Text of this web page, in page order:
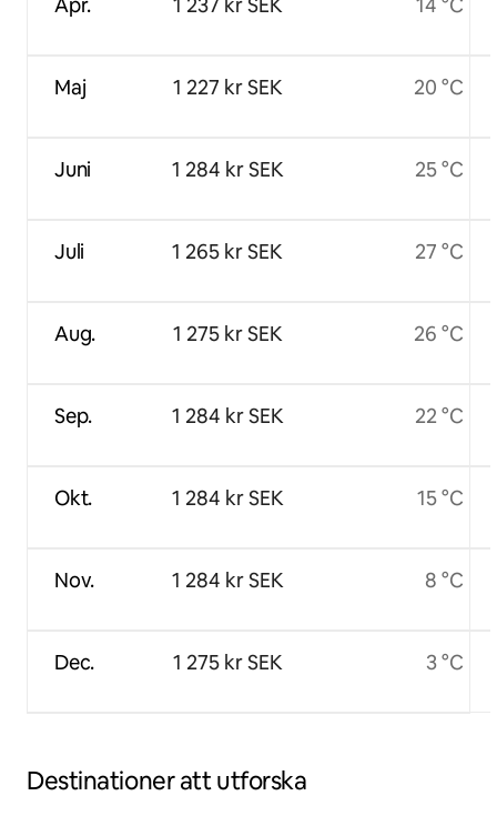
Apr.
Maj
Juni
Juli
Aug.
Sep.
Okt.
Nov.
Dec.
1 237 kr SEK
1 227 kr SEK
1 284 kr SEK
1 265 kr SEK
1 275 kr SEK
1 284 kr SEK
1 284 kr SEK
1 284 kr SEK
1 275 kr SEK
14 °C
20 °C
25 °C
27 °C
26 °C
22 °C
15 °C
8 °C
3 °C
Destinationer att utforska